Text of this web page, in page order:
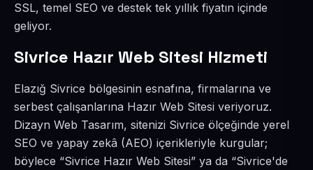
SSL, temel SEO ve destek tek yıllık fiyatın içinde
geliyor.
Sivrice Hazır Web Sitesi Hizmeti
Elazığ Sivrice bölgesinin esnafına, firmalarına ve
serbest çalışanlarına Hazır Web Sitesi veriyoruz.
Dizayn Web Tasarım, sitenizi Sivrice ölçeğinde yerel
SEO ve yapay zekâ (AEO) içerikleriyle kurgular;
böylece “Sivrice Hazır Web Sitesi” ya da “Sivrice'de